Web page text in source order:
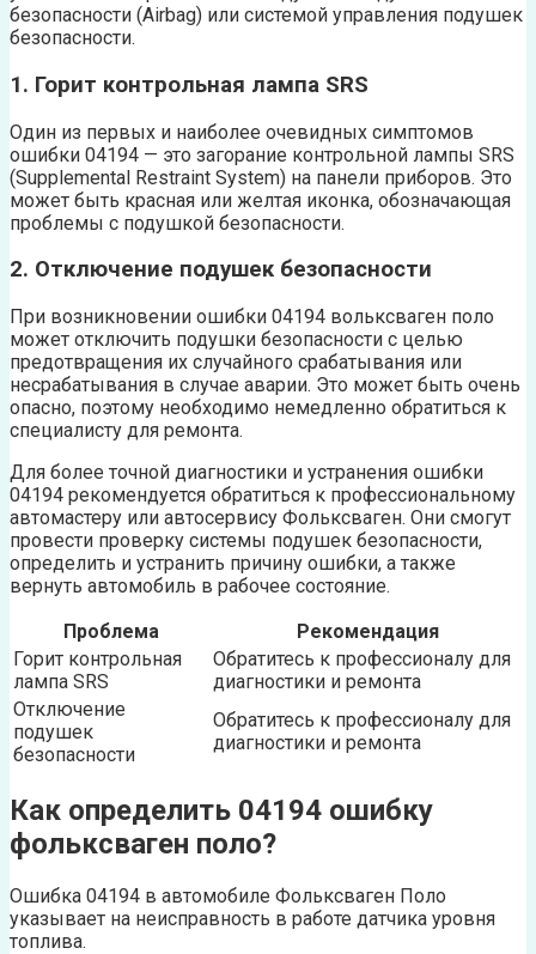
безопасности (Airbag) или системой управления подушек
безопасности.
1. Горит контрольная лампа SRS
Один из первых и наиболее очевидных симптомов
ошибки 04194 — это загорание контрольной лампы SRS
(Supplemental Restraint System) на панели приборов. Это
может быть красная или желтая иконка, обозначающая
проблемы с подушкой безопасности.
2. Отключение подушек безопасности
При возникновении ошибки 04194 вольксваген поло
может отключить подушки безопасности с целью
предотвращения их случайного срабатывания или
несрабатывания в случае аварии. Это может быть очень
опасно, поэтому необходимо немедленно обратиться к
специалисту для ремонта.
Для более точной диагностики и устранения ошибки
04194 рекомендуется обратиться к профессиональному
автомастеру или автосервису Фольксваген. Они смогут
провести проверку системы подушек безопасности,
определить и устранить причину ошибки, а также
вернуть автомобиль в рабочее состояние.
Проблема
Рекомендация
Горит контрольная
лампа SRS
Обратитесь к профессионалу для
диагностики и ремонта
Отключение
подушек
безопасности
Обратитесь к профессионалу для
диагностики и ремонта
Как определить 04194 ошибку
фольксваген поло?
Ошибка 04194 в автомобиле Фольксваген Поло
указывает на неисправность в работе датчика уровня
топлива.